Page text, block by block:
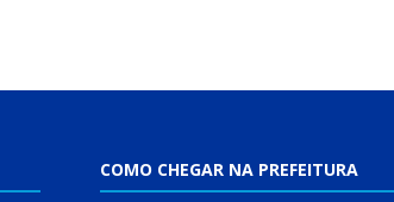
COMO CHEGAR NA PREFEITURA